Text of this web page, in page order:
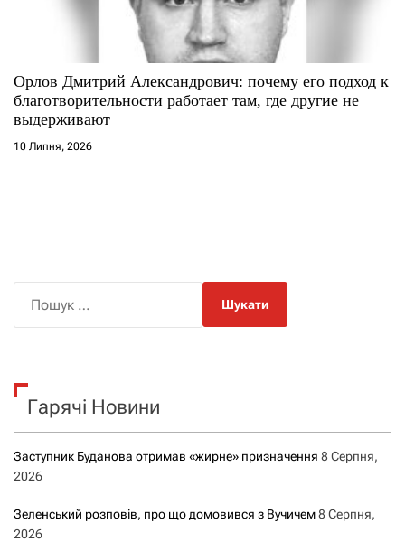
Орлов Дмитрий Александрович: почему его подход к
благотворительности работает там, где другие не
выдерживают
10 Липня, 2026
к
Гарячі Новини
Заступник Буданова отримав «жирне» призначення 8 Серпня,
2026
Зеленський розповів, про що домовився з Вучичем8 Серпня,
2026